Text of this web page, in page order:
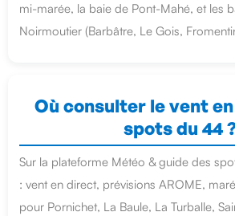
mi-marée, la baie de Pont-Mahé, et les
Noirmoutier (Barbâtre, Le Gois,
Où consulter le vent
spots du 44
Sur la plateforme Météo & guide des
: vent en direct, prévisions AROME,
pour Pornichet, La Baule, La Turballe,